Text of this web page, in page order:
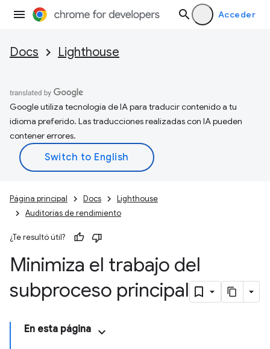
Acceder
Docs Lighthouse
Google utiliza tecnología de IA para traducir contenido a tu
idioma preferido. Las traducciones realizadas con IA pueden
contener errores.
Página principal Docs
Lighthouse
Auditorías de rendimiento
¿Te resultó útil?
Minimiza el trabajo del
subproceso principal
En esta página